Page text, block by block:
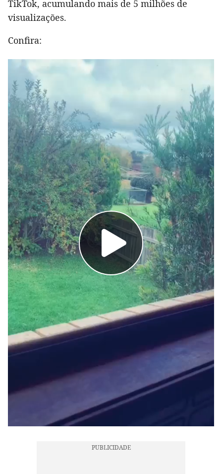
TikTok, acumulando mais de 5 milhões de
visualizações.
Confira: